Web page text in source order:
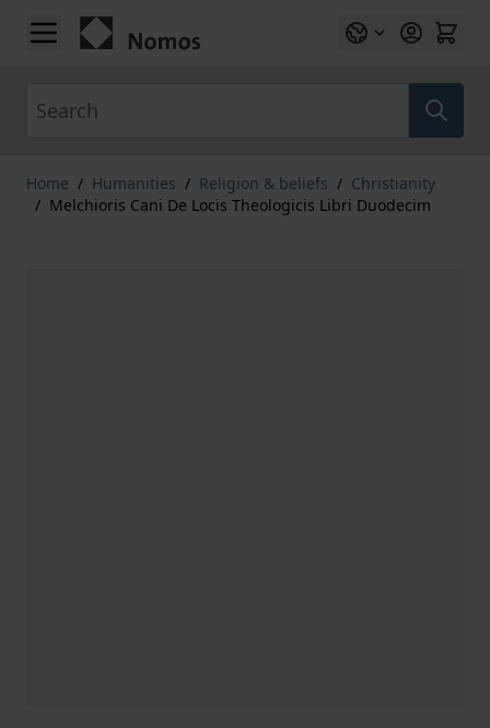
Skip to Content
Home / Humanities / Religion & beliefs / Christianity
/ Melchioris Cani De Locis Theologicis Libri Duodecim